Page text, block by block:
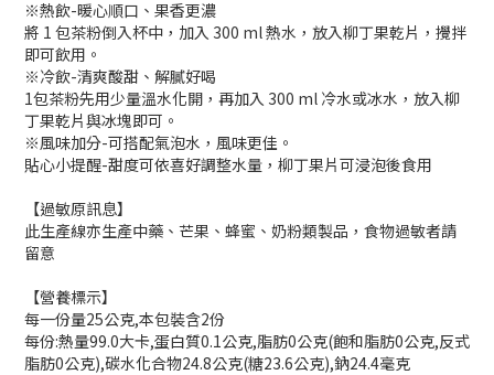
※熱飲-暖心順口、果香更濃
將 1 包茶粉倒入杯中，加入 300 ml 熱水，放入柳丁果乾片，攪拌
即可飲用。
※冷飲-清爽酸甜、解膩好喝
1包茶粉先用少量溫水化開，再加入 300 ml 冷水或冰水，放入柳
丁果乾片與冰塊即可。
※風味加分-可搭配氣泡水，風味更佳。
貼心小提醒-甜度可依喜好調整水量，柳丁果片可浸泡後食用
【過敏原訊息】
此生產線亦生產中藥、芒果、蜂蜜、奶粉類製品，食物過敏者請
留意
【營養標示】
每一份量25公克,本包裝含2份
每份:熱量99.0大卡,蛋白質0.1公克,脂肪0公克(飽和脂肪0公克,反式
脂肪0公克),碳水化合物24.8公克(糖23.6公克),鈉24.4毫克